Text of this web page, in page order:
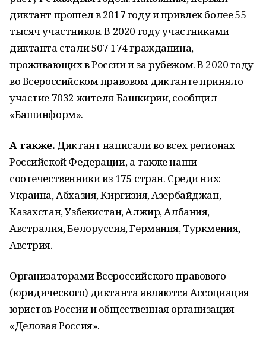
диктант прошел в 2017 году и привлек более 55
тысяч участников. В 2020 году участниками
диктанта стали 507 174 гражданина,
проживающих в России и за рубежом. В 2020 году
во Всероссийском правовом диктанте приняло
участие 7032 жителя Башкирии, сообщил
«Башинформ».
А также. Диктант написали во всех регионах
Российской Федерации, а также наши
соотечественники из 175 стран. Среди них:
Украина, Абхазия, Киргизия, Азербайджан,
Казахстан, Узбекистан, Алжир, Албания,
Австралия, Белоруссия, Германия, Туркмения,
Австрия.
Организаторами Всероссийского правового
(юридического) диктанта являются Ассоциация
юристов России и общественная организация
«Деловая Россия».